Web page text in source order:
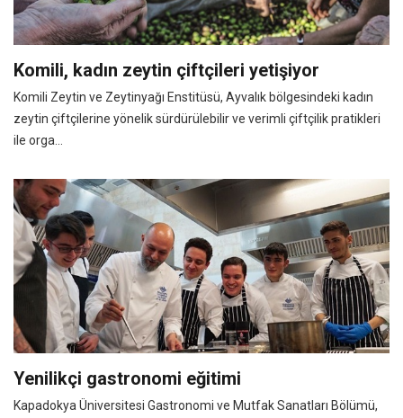
Komili, kadın zeytin çiftçileri yetişiyor
Komili Zeytin ve Zeytinyağı Enstitüsü, Ayvalık bölgesindeki kadın
zeytin çiftçilerine yönelik sürdürülebilir ve verimli çiftçilik pratikleri
ile orga...
Yenilikçi gastronomi eğitimi
Kapadokya Üniversitesi Gastronomi ve Mutfak Sanatları Bölümü,